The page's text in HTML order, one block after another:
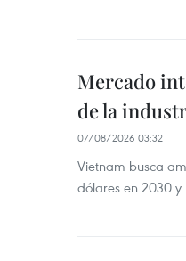
Mercado
de la
07/08/2026 03:32
Vietnam busca
dólares en 2030